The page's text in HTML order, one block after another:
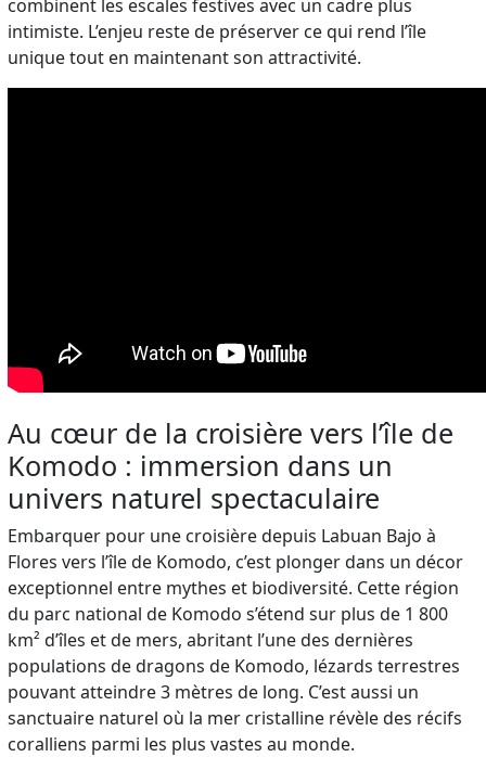
combinent les escales festives avec un cadre plus
intimiste. L’enjeu reste de préserver ce qui rend l’île
unique tout en maintenant son attractivité.
Au cœur de la croisière vers l’île de
Komodo : immersion dans un
univers naturel spectaculaire
Embarquer pour une croisière depuis Labuan Bajo à
Flores vers l’île de Komodo, c’est plonger dans un décor
exceptionnel entre mythes et biodiversité. Cette région
du parc national de Komodo s’étend sur plus de 1 800
km² d’îles et de mers, abritant l’une des dernières
populations de dragons de Komodo, lézards terrestres
pouvant atteindre 3 mètres de long. C’est aussi un
sanctuaire naturel où la mer cristalline révèle des récifs
coralliens parmi les plus vastes au monde.